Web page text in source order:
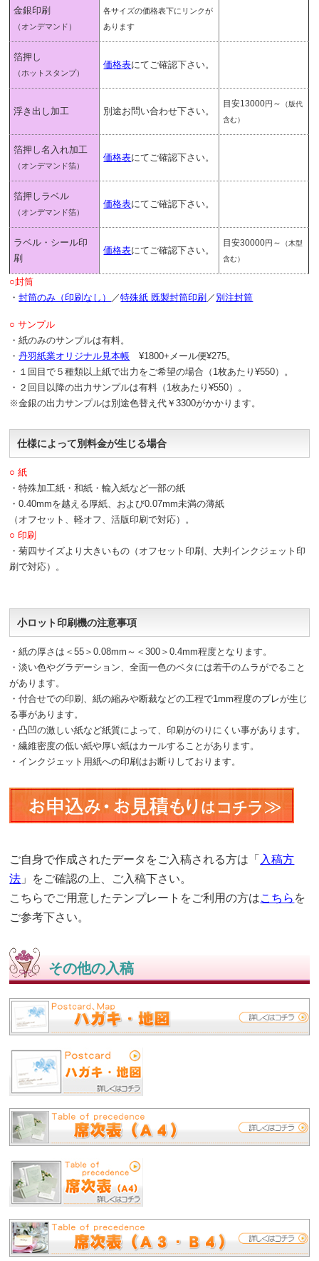
金銀印刷
（オンデマンド）
各サイズの価格表下にリンクが
あります
箔押し
（ホットスタンプ）
価格表にてご確認下さい。
浮き出し加工 別途お問い合わせ下さい。
目安13000円 ～
（版代
含む）
箔押し名入れ加工
（オンデマンド箔）
価格表にてご確認下さい。
箔押しラベル
（オンデマンド箔）
価格表にてご確認下さい。
ラベル・シール印
刷
価格表にてご確認下さい。
目安30000円 ～
（木型
含む）
○封筒
・封筒のみ（印刷なし） ／特殊紙 既製封筒印刷 ／ 別注封筒
○ サンプル
・紙のみのサンプルは有料。
・丹羽紙業オリジナル見本帳 ¥1800+メール便¥275。
・１回目で５種類以上紙で出力をご希望の場合（1枚あたり¥550）。
・２回目以降の出力サンプルは有料（1枚あたり¥550）。
※金銀の出力サンプルは別途色替え代￥3300がかかります。
仕様によって別料金が生じる場合
○ 紙
・特殊加工紙・和紙・輸入紙など一部の紙
・0.40mmを越える厚紙、および0.07mm未満の薄紙
（オフセット、軽オフ、活版印刷で対応）。
○ 印刷
・菊四サイズより大きいもの（オフセット印刷、大判インクジェット印
刷で対応）。
小ロット印刷機の注意事項
・紙の厚さは＜55＞0.08mm～＜300＞0.4mm程度となります。
・淡い色やグラデーション、全面一色のベタには若干のムラがでること
があります。
・付合せでの印刷、紙の縮みや断裁などの工程で1mm程度のブレが生じ
る事があります。
・凸凹の激しい紙など紙質によって、印刷がのりにくい事があります。
・繊維密度の低い紙や厚い紙はカールすることがあります。
・インクジェット用紙への印刷はお断りしております。
ご自身で作成されたデータをご入稿される方は「 入稿方
法 」をご確認の上、ご入稿下さい。
こちらでご用意したテンプレートをご利用の方はこちら を
ご参考下さい。
その他の入稿